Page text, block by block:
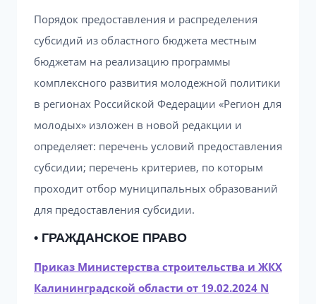
Порядок предоставления и распределения
субсидий из областного бюджета местным
бюджетам на реализацию программы
комплексного развития молодежной политики
в регионах Российской Федерации «Регион для
молодых» изложен в новой редакции и
определяет: перечень условий предоставления
субсидии; перечень критериев, по которым
проходит отбор муниципальных образований
для предоставления субсидии.
• ГРАЖДАНСКОЕ ПРАВО
Приказ Министерства строительства и ЖКХ
Калининградской области от 19.02.2024 N